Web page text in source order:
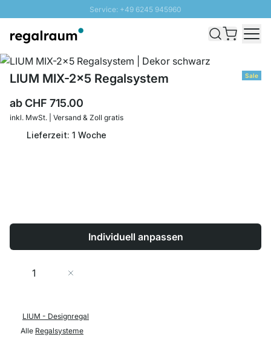
Service: +49 6245 945960
Versand & Zoll gratis ab 300 CHF
SUNNY SALE: Bis zu 20% Rabatt
Sale
LIUM MIX-2x5 Regalsystem
abCHF 715.00
inkl. MwSt. | Versand & Zoll gratis
Lieferzeit: 1 Woche
Individuell anpassen
Menge
LIUM - Designregal
Alle Regalsysteme